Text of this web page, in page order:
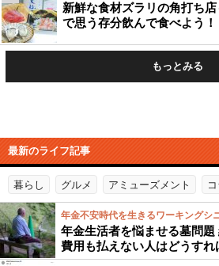
新鮮な食材ズラリの角打ち
で思う存分飲んで食べよう！
もっとみる
最新のライフ記事
暮らし グルメ アミューズメント
年金不安時代を生きるワーキングシ
年金生活者を悩ませる墓問
費用も払えない人はどうすれ